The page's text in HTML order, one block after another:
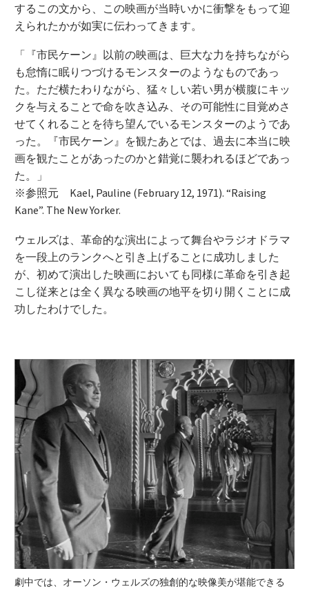
するこの文から、この映画が当時いかに衝撃をもって迎
えられたかが如実に伝わってきます。
「『市民ケーン』以前の映画は、巨大な力を持ちながら
も怠惰に眠りつづけるモンスターのようなものであっ
た。ただ横たわりながら、猛々しい若い男が横腹にキッ
クを与えることで命を吹き込み、その可能性に目覚めさ
せてくれることを待ち望んでいるモンスターのようであ
った。『市民ケーン』を観たあとでは、過去に本当に映
画を観たことがあったのかと錯覚に襲われるほどであっ
た。」
※参照元 Kael, Pauline (February 12, 1971). “Raising
Kane”. The New Yorker.
ウェルズは、革命的な演出によって舞台やラジオドラマ
を一段上のランクへと引き上げることに成功しました
が、初めて演出した映画においても同様に革命を引き起
こし従来とは全く異なる映画の地平を切り開くことに成
功したわけでした。
劇中では、オーソン・ウェルズの独創的な映像美が堪能できる